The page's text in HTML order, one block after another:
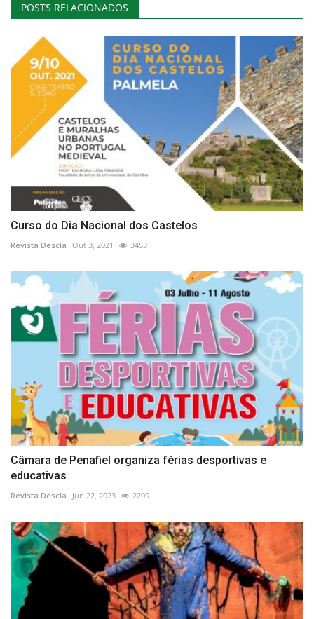
POSTS RELACIONADOS
Curso do Dia Nacional dos Castelos
Revista Descla Out 3, 2021 3453
Câmara de Penafiel organiza férias desportivas e
educativas
Revista Descla Jun 22, 2023 2209